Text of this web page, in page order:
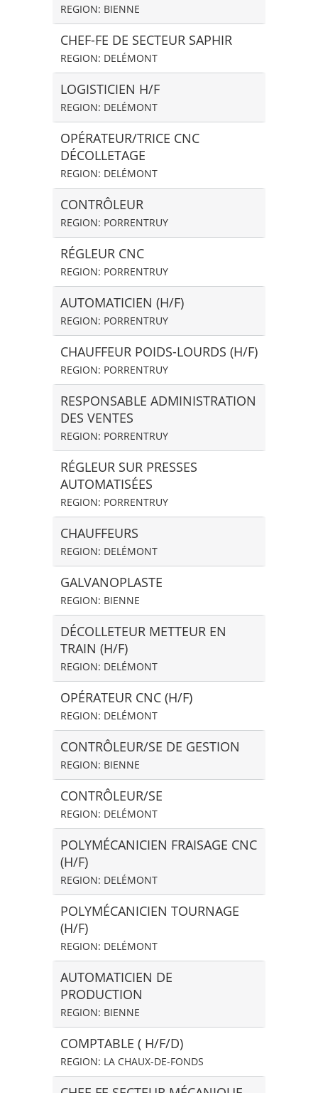
REGION: BIENNE
CHEF-FE DE SECTEUR SAPHIR
REGION: DELÉMONT
LOGISTICIEN H/F
REGION: DELÉMONT
OPÉRATEUR/TRICE CNC
DÉCOLLETAGE
REGION: DELÉMONT
CONTRÔLEUR
REGION: PORRENTRUY
RÉGLEUR CNC
REGION: PORRENTRUY
AUTOMATICIEN (H/F)
REGION: PORRENTRUY
CHAUFFEUR POIDS-LOURDS (H/F)
REGION: PORRENTRUY
RESPONSABLE ADMINISTRATION
DES VENTES
REGION: PORRENTRUY
RÉGLEUR SUR PRESSES
AUTOMATISÉES
REGION: PORRENTRUY
CHAUFFEURS
REGION: DELÉMONT
GALVANOPLASTE
REGION: BIENNE
DÉCOLLETEUR METTEUR EN
TRAIN (H/F)
REGION: DELÉMONT
OPÉRATEUR CNC (H/F)
REGION: DELÉMONT
CONTRÔLEUR/SE DE GESTION
REGION: BIENNE
CONTRÔLEUR/SE
REGION: DELÉMONT
POLYMÉCANICIEN FRAISAGE CNC
(H/F)
REGION: DELÉMONT
POLYMÉCANICIEN TOURNAGE
(H/F)
REGION: DELÉMONT
AUTOMATICIEN DE
PRODUCTION
REGION: BIENNE
COMPTABLE ( H/F/D)
REGION: LA CHAUX-DE-FONDS